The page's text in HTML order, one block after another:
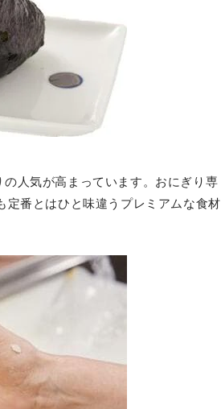
人気が高まっています。おにぎり専
番とはひと味違うプレミアムな食材